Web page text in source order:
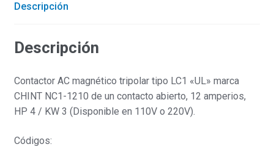
Descripción
Descripción
Contactor AC magnético tripolar tipo LC1 «UL» marca
CHINT NC1-1210 de un contacto abierto, 12 amperios,
HP 4 / KW 3 (Disponible en 110V o 220V).
Códigos: